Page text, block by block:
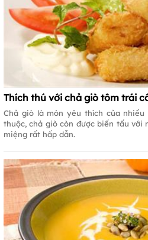
Thích thú với chả giò tôm trái
Chả giò là món yêu thích của nhiều
thuộc, chả giò còn được biến tấu với
miệng rất hấp dẫn.